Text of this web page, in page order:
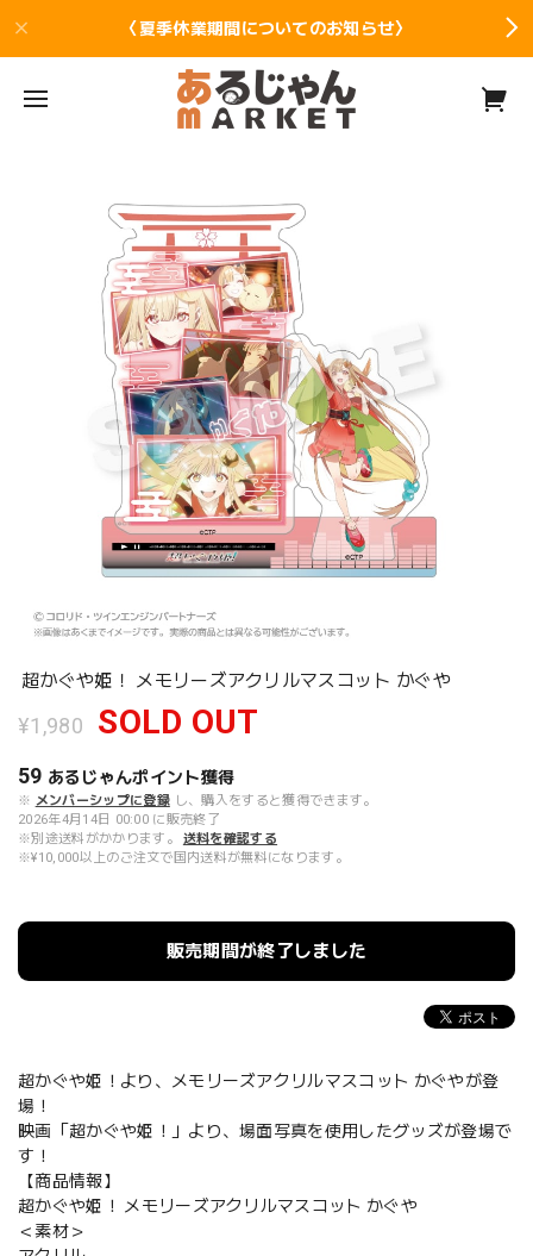
〈夏季休業期間についてのお知らせ〉
超かぐや姫！ メモリーズアクリルマスコット かぐや
¥1,980 SOLD OUT
59 あるじゃんポイント獲得
※ メンバーシップに登録 し、購入をすると獲得できます。
2026年4月14日 00:00 に販売終了
※別途送料がかかります。
送料を確認する
※¥10,000以上のご注文で国内送料が無料になります。
販売期間が終了しました
超かぐや姫！より、メモリーズアクリルマスコット かぐやが登
場！
映画「超かぐや姫！」より、場面写真を使用したグッズが登場で
す！
【商品情報】
超かぐや姫！ メモリーズアクリルマスコット かぐや
＜素材＞